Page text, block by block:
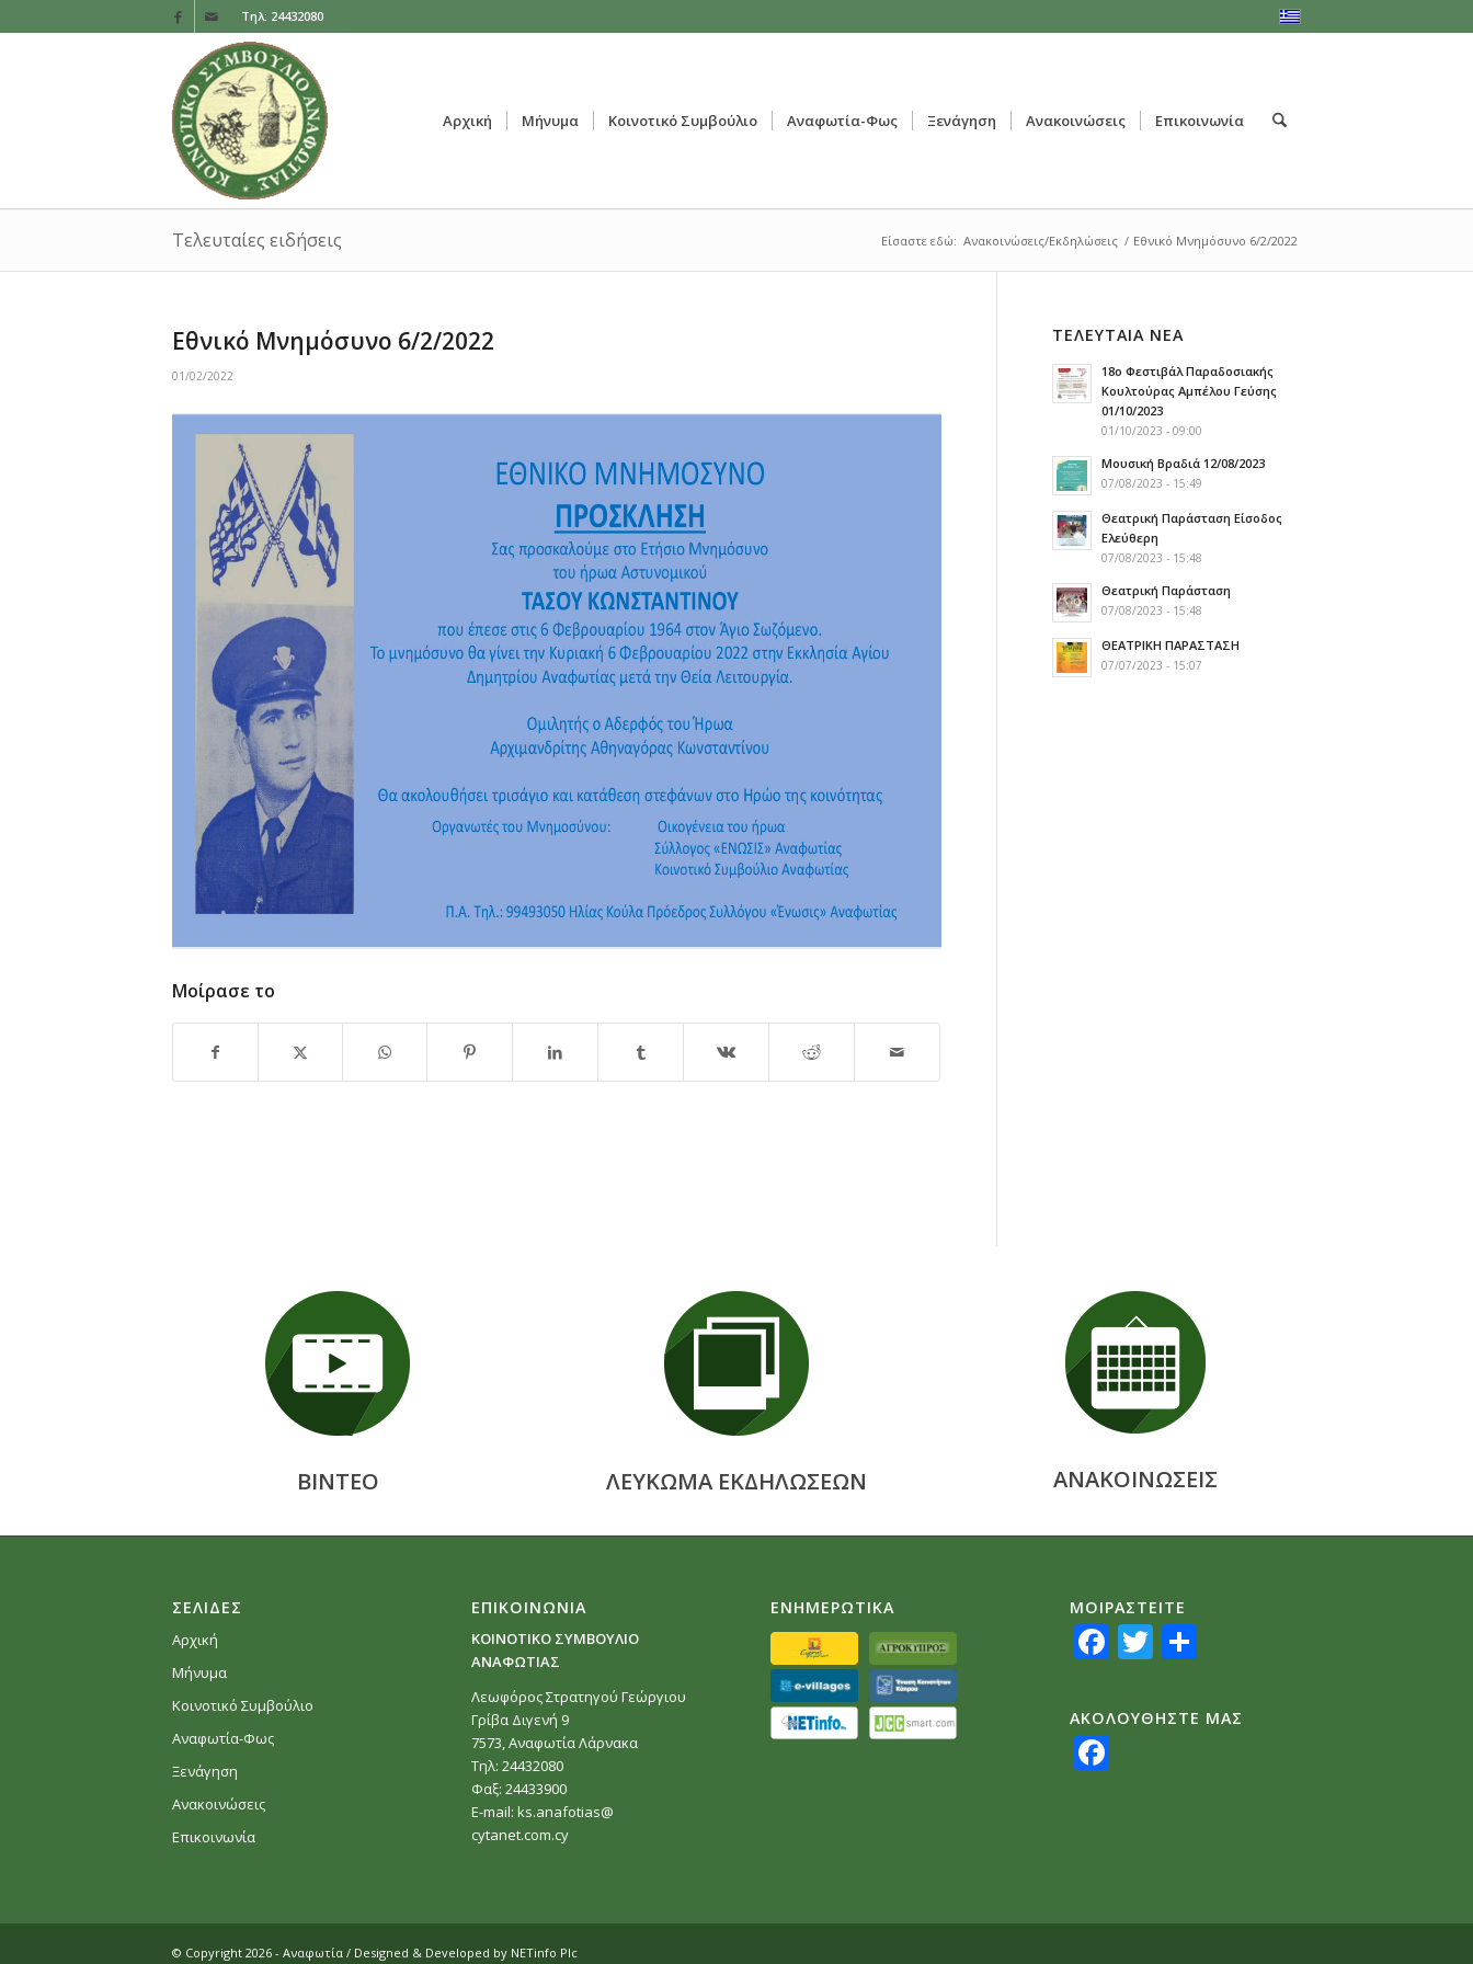
Τηλ: 24432080
Αρχική Μήνυμα Κοινοτικό Συμβούλιο Αναφωτία-Φως Ξενάγηση Ανακοινώσεις Επικοινωνία
Τελευταίες ειδήσεις Είσαστε εδώ: Ανακοινώσεις/Εκδηλώσεις / Εθνικό Μνημόσυνο 6/2/2022
Εθνικό Μνημόσυνο 6/2/2022
01/02/2022
Μοίρασε το
ΤΕΛΕΥΤΑΙΑ ΝΕΑ
18ο Φεστιβάλ Παραδοσιακής
Κουλτούρας Αμπέλου Γεύσης
01/10/2023
01/10/2023 - 09:00
Μουσική Βραδιά 12/08/2023
07/08/2023 - 15:49
Θεατρική Παράσταση Είσοδος
Ελεύθερη
07/08/2023 - 15:48
Θεατρική Παράσταση
07/08/2023 - 15:48
ΘΕΑΤΡΙΚΗ ΠΑΡΑΣΤΑΣΗ
07/07/2023 - 15:07
ΒΙΝΤΕΟ ΛΕΥΚΩΜΑ ΕΚΔΗΛΩΣΕΩΝ ΑΝΑΚΟΙΝΩΣΕΙΣ
ΣΕΛΙΔΕΣ
Αρχική
Μήνυμα
Κοινοτικό Συμβούλιο
Αναφωτία-Φως
Ξενάγηση
Ανακοινώσεις
Επικοινωνία
ΕΠΙΚΟΙΝΩΝΙΑ
ΚΟΙΝΟΤΙΚΟ ΣΥΜΒΟΥΛΙΟ
ΑΝΑΦΩΤΙΑΣ
Λεωφόρος Στρατηγού Γεώργιου
Γρίβα Διγενή 9
7573, Αναφωτία Λάρνακα
Τηλ: 24432080
Φαξ: 24433900
E-mail: ks.anafotias@
cytanet.com.cy
ΕΝΗΜΕΡΩΤΙΚΑ ΜΟΙΡΑΣTEITE
Facebook
Twitter
Share
ΑΚΟΛΟΥΘΗΣΤΕ ΜΑΣ
Facebook
© Copyright 2026 - Αναφωτία / Designed & Developed by NETinfo Plc